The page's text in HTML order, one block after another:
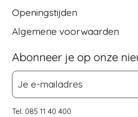
Openingstijden
Algemene voorwaarden
Abonneer je op onze
Tel. 085 11 40 400